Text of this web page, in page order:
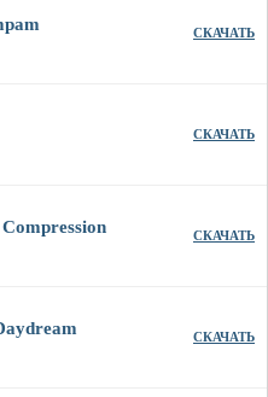
СКАЧАТЬ
СКАЧАТЬ
СКАЧАТЬ
СКАЧАТЬ